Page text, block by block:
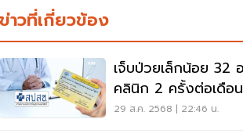
ข่าวที่เกี่ยวข้อง
เจ็บป่วยเล็กน้อย 32
คลินิก 2 ครั้งต่อเดือ
68
29 ส.ค. 2568 | 22:46 น.